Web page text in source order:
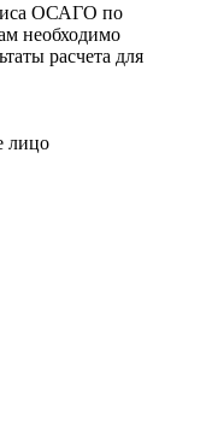
ОСАГО по
необходимо
расчета для
лицо